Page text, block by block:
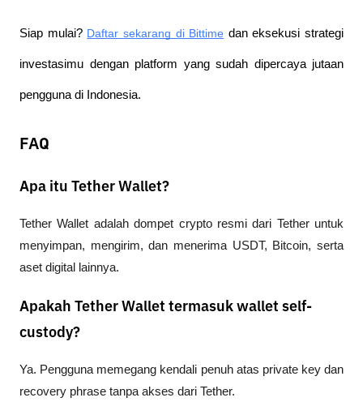
Siap mulai? Daftar sekarang di Bittime dan eksekusi strategi
investasimu dengan platform yang sudah dipercaya jutaan
pengguna di Indonesia.
FAQ
Apa itu Tether Wallet?
Tether Wallet adalah dompet crypto resmi dari Tether untuk
menyimpan, mengirim, dan menerima USDT, Bitcoin, serta
aset digital lainnya.
Apakah Tether Wallet termasuk wallet self-
custody?
Ya. Pengguna memegang kendali penuh atas private key dan
recovery phrase tanpa akses dari Tether.